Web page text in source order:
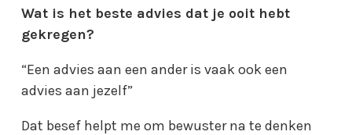
Wat is het beste advies dat je ooit hebt
gekregen?
“Een advies aan een ander is vaak ook een
advies aan jezelf”
Dat besef helpt me om bewuster na te denken